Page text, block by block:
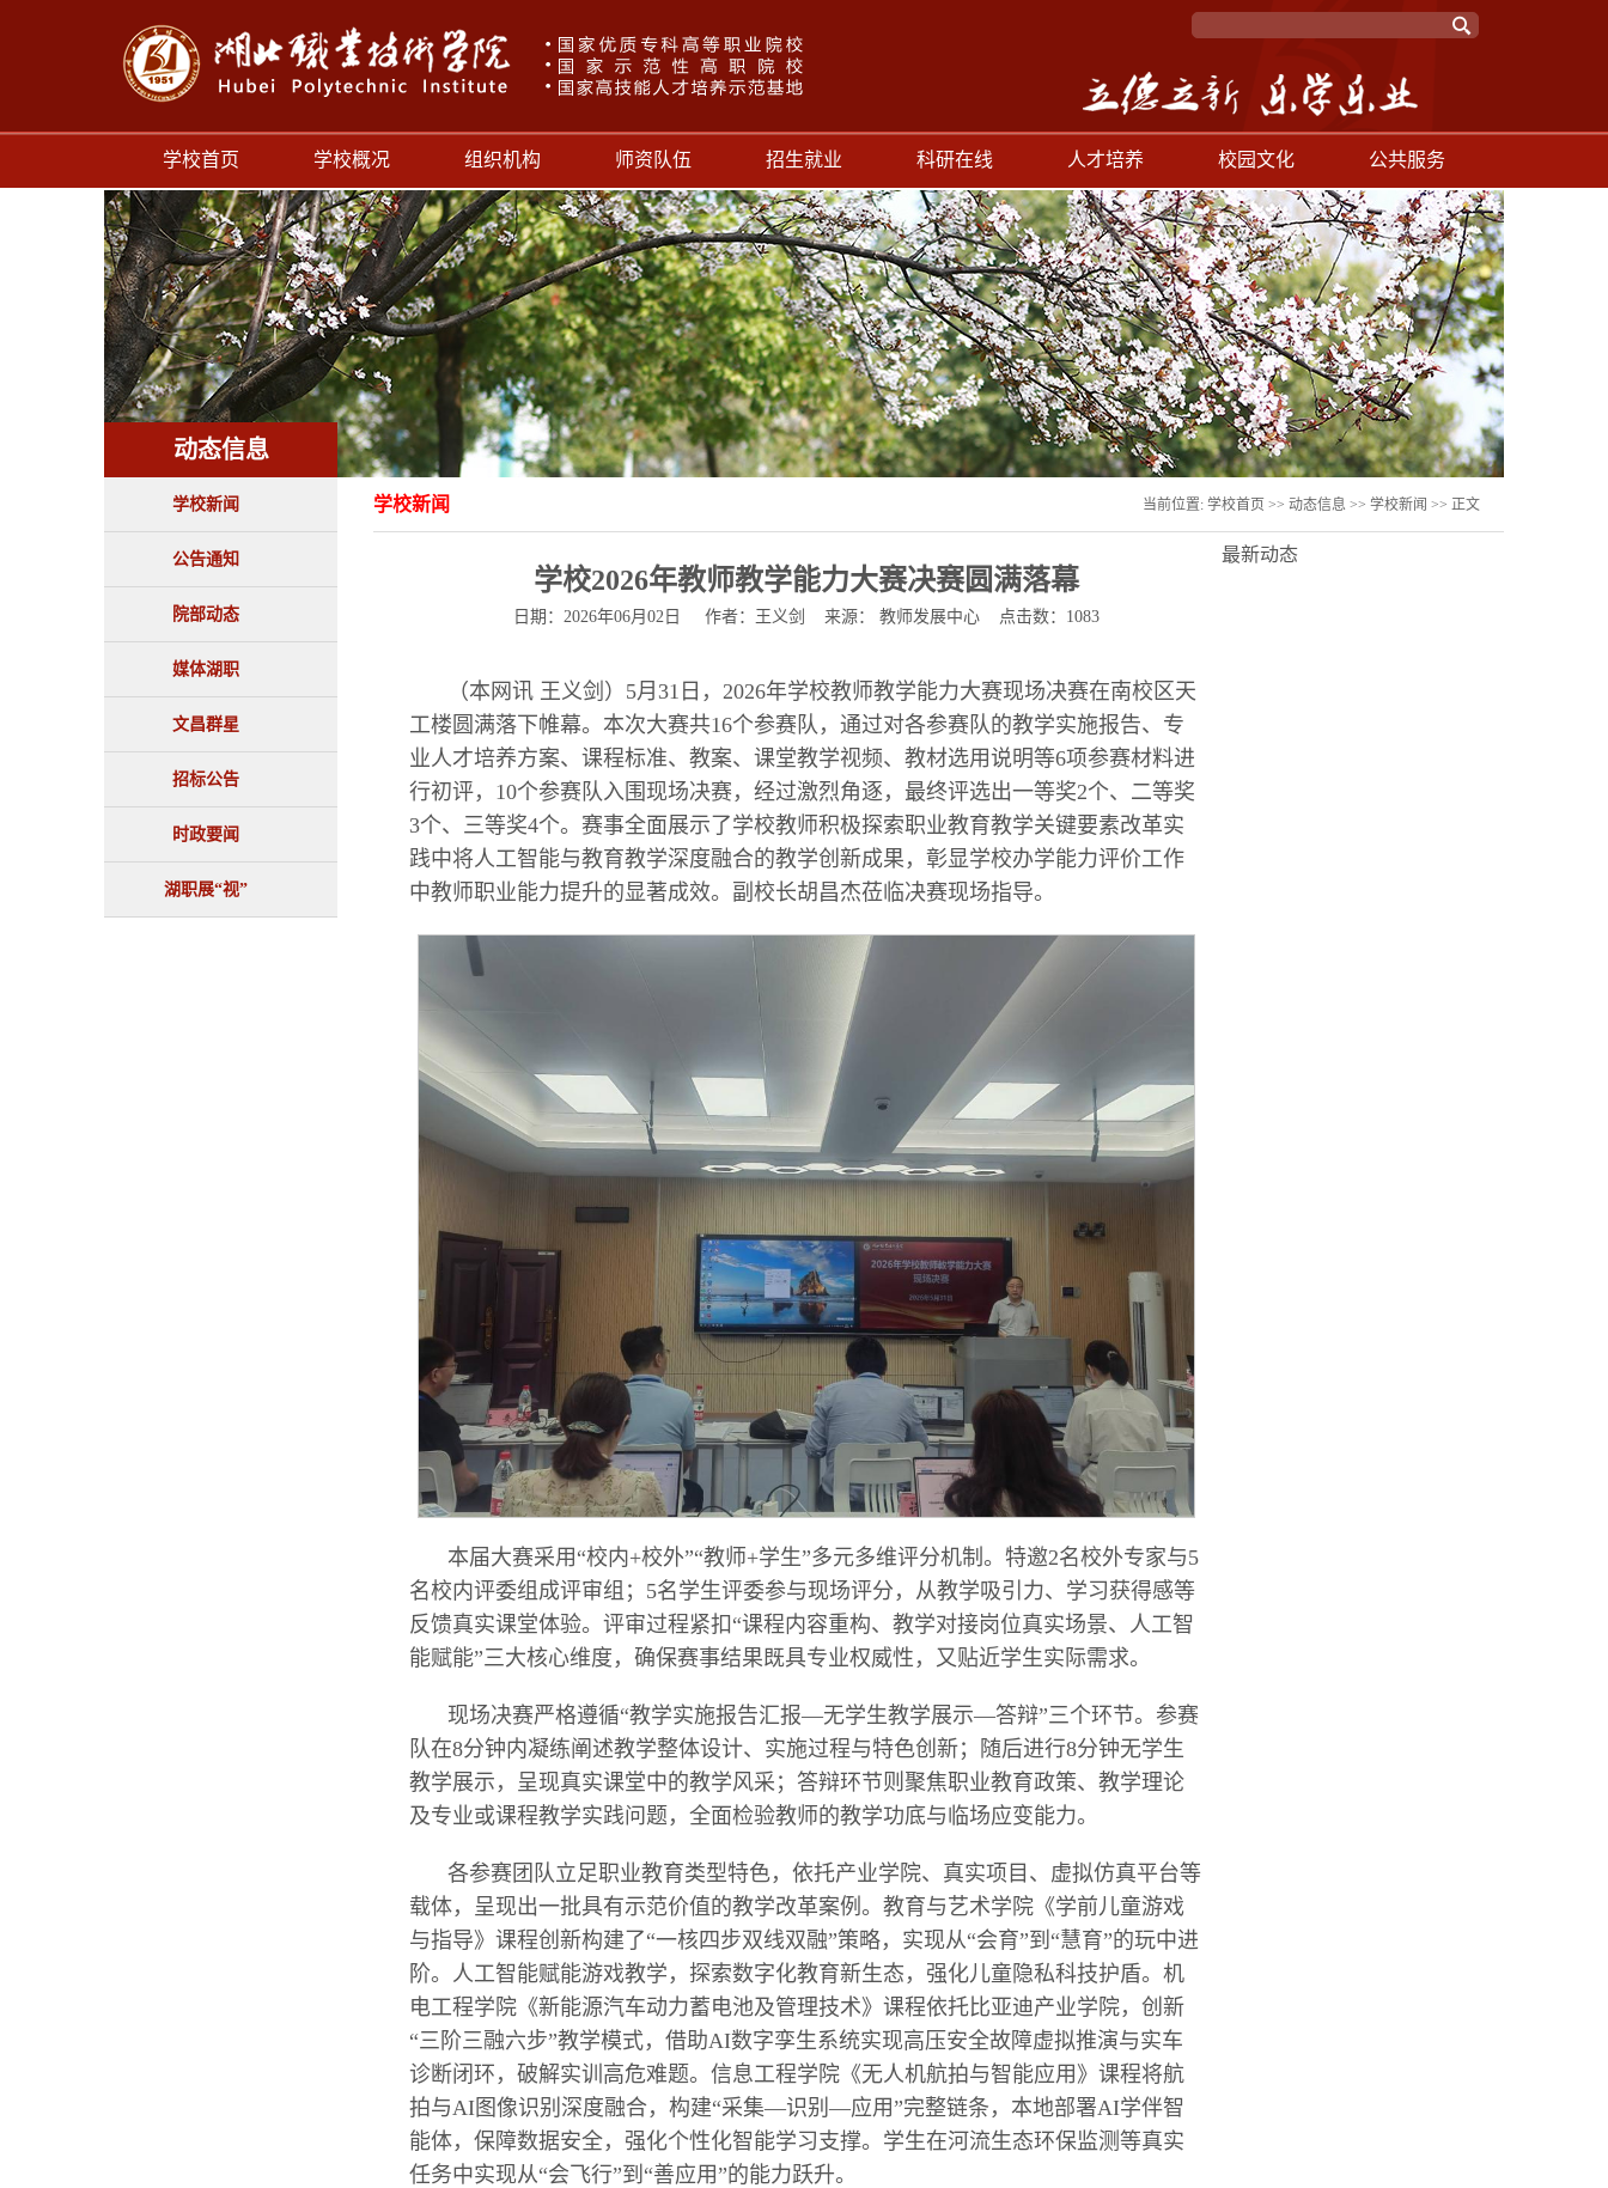
学校首页 学校概况 组织机构 师资队伍 招生就业 科研在线 人才培养 校园文化 公共服务
动态信息
学校新闻
公告通知
院部动态
媒体湖职
文昌群星
招标公告
时政要闻
湖职展“视”
当前位置: 学校首页 >> 动态信息 >> 学校新闻 >> 正文
学校新闻
学校2026年教师教学能力大赛决赛圆满落幕
日期：2026年06月02日 作者：王义剑 来源： 教师发展中心 点击数： 1083
（本网讯 王义剑）5月31日，2026年学校教师教学能力大赛现场决赛在南校区天
工楼圆满落下帷幕。本次大赛共16个参赛队，通过对各参赛队的教学实施报告、专
业人才培养方案、课程标准、教案、课堂教学视频、教材选用说明等6项参赛材料进
行初评，10个参赛队入围现场决赛，经过激烈角逐，最终评选出一等奖2个、二等奖
3个、三等奖4个。赛事全面展示了学校教师积极探索职业教育教学关键要素改革实
践中将人工智能与教育教学深度融合的教学创新成果，彰显学校办学能力评价工作
中教师职业能力提升的显著成效。副校长胡昌杰莅临决赛现场指导。
本届大赛采用“校内+校外”“教师+学生”多元多维评分机制。特邀2名校外专家与5
名校内评委组成评审组；5名学生评委参与现场评分，从教学吸引力、学习获得感等
反馈真实课堂体验。评审过程紧扣“课程内容重构、教学对接岗位真实场景、人工智
能赋能”三大核心维度，确保赛事结果既具专业权威性，又贴近学生实际需求。
现场决赛严格遵循“教学实施报告汇报—无学生教学展示—答辩”三个环节。参赛
队在8分钟内凝练阐述教学整体设计、实施过程与特色创新；随后进行8分钟无学生
教学展示，呈现真实课堂中的教学风采；答辩环节则聚焦职业教育政策、教学理论
及专业或课程教学实践问题，全面检验教师的教学功底与临场应变能力。
各参赛团队立足职业教育类型特色，依托产业学院、真实项目、虚拟仿真平台等
载体，呈现出一批具有示范价值的教学改革案例。教育与艺术学院《学前儿童游戏
与指导》课程创新构建了“一核四步双线双融”策略，实现从“会育”到“慧育”的玩中进
阶。人工智能赋能游戏教学，探索数字化教育新生态，强化儿童隐私科技护盾。机
电工程学院《新能源汽车动力蓄电池及管理技术》课程依托比亚迪产业学院，创新
“三阶三融六步”教学模式，借助AI数字孪生系统实现高压安全故障虚拟推演与实车
诊断闭环，破解实训高危难题。信息工程学院《无人机航拍与智能应用》课程将航
拍与AI图像识别深度融合，构建“采集—识别—应用”完整链条，本地部署AI学伴智
能体，保障数据安全，强化个性化智能学习支撑。学生在河流生态环保监测等真实
任务中实现从“会飞行”到“善应用”的能力跃升。
最新动态